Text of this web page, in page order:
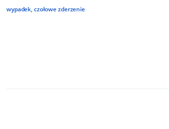
wypadek,czołowe zderzenie